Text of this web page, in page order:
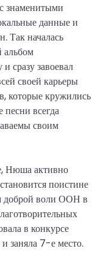
знаменитыми
данные и
Так началась
сразу завоевал
своей карьеры
которые кружились
всегда
своим
Нюша активно
поистине
доброй воли ООН в
в конкурсе
заняла 7-е место.